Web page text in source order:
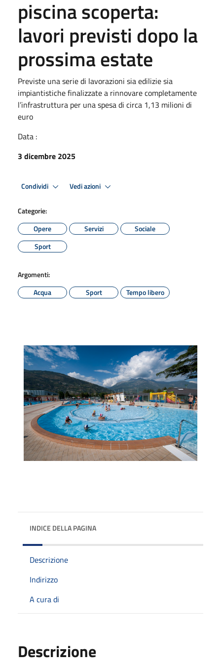
piscina scoperta:
lavori previsti dopo la
prossima estate
Previste una serie di lavorazioni sia edilizie sia
impiantistiche finalizzate a rinnovare completamente
l’infrastruttura per una spesa di circa 1,13 milioni di
euro
Data :
3 dicembre 2025
Condividi Vedi azioni
Categorie:
Opere
Servizi
Sociale
Sport
Argomenti:
Acqua
Sport Tempo libero
INDICE DELLA PAGINA
Descrizione
Indirizzo
A cura di
Descrizione